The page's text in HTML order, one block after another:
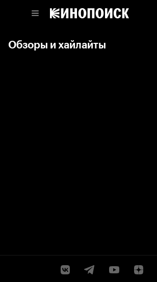
Обзоры и хайлайты